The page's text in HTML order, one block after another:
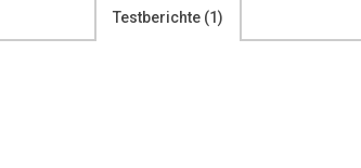
Testberichte (1)